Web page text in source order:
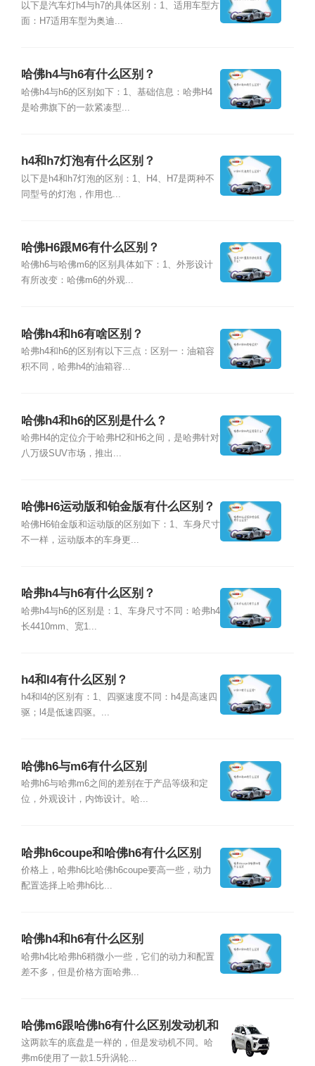
以下是汽车灯h4与h7的具体区别：1、适用车型方
面：H7适用车型为奥迪...
哈佛h4与h6有什么区别？
哈佛h4与h6的区别如下：1、基础信息：哈弗H4
是哈弗旗下的一款紧凑型...
h4和h7灯泡有什么区别？
以下是h4和h7灯泡的区别：1、H4、H7是两种不
同型号的灯泡，作用也...
哈佛H6跟M6有什么区别？
哈佛h6与哈佛m6的区别具体如下：1、外形设计
有所改变：哈佛m6的外观...
哈佛h4和h6有啥区别？
哈弗h4和h6的区别有以下三点：区别一：油箱容
积不同，哈弗h4的油箱容...
哈佛h4和h6的区别是什么？
哈弗H4的定位介于哈弗H2和H6之间，是哈弗针对
八万级SUV市场，推出...
哈佛H6运动版和铂金版有什么区别？
哈佛H6铂金版和运动版的区别如下：1、车身尺寸
不一样，运动版本的车身更...
哈弗h4与h6有什么区别？
哈弗h4与h6的区别是：1、车身尺寸不同：哈弗h4
长4410mm、宽1...
h4和l4有什么区别？
h4和l4的区别有：1、四驱速度不同：h4是高速四
驱；l4是低速四驱。...
哈佛h6与m6有什么区别
哈弗h6与哈弗m6之间的差别在于产品等级和定
位，外观设计，内饰设计。哈...
哈弗h6coupe和哈佛h6有什么区别
价格上，哈弗h6比哈佛h6coupe要高一些，动力
配置选择上哈弗h6比...
哈佛h4和h6有什么区别
哈弗h4比哈弗h6稍微小一些，它们的动力和配置
差不多，但是价格方面哈弗...
哈佛m6跟哈佛h6有什么区别发动机和
底盘一样吗
这两款车的底盘是一样的，但是发动机不同。哈
弗m6使用了一款1.5升涡轮...